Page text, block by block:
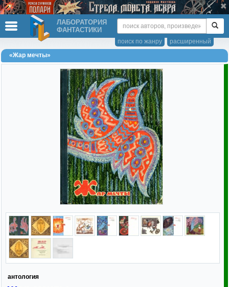
ЛАБОРАТОРИЯ
ФАНТАСТИКИ
расширенный
поиск по жанру
«Жар мечты»
антология